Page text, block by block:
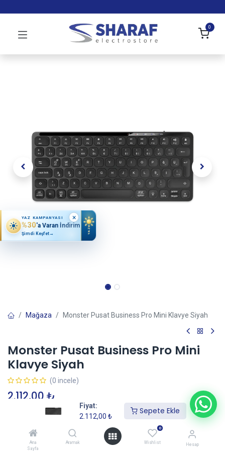
Fiyat:
2.112,00 ₺
Sepete Ekle
Ana
Sayfa
Aramak
0
Wishlist Hesap
0
Mağaza Monster Pusat Business Pro Mini Klavye Siyah
Monster Pusat Business Pro Mini
Klavye Siyah
(0 incele)
2.112,00 ₺
Sepete Ekle
YAZ KAMPANYASI
%30'a Varan İndirim
Şimdi Keşfet→ YAZ
×